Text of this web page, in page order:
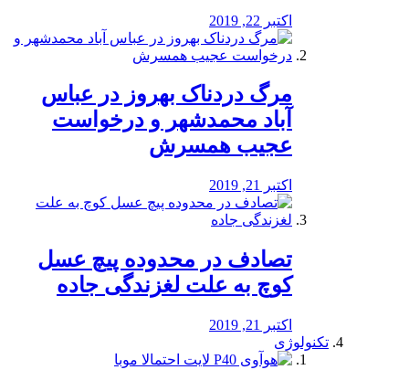
اکتبر 22, 2019
مرگ دردناک بهروز در عباس
آباد محمدشهر و درخواست
عجیب همسرش
اکتبر 21, 2019
تصادف در محدوده پیچ عسل
کوچ به علت لغزندگی جاده
اکتبر 21, 2019
تکنولوژی